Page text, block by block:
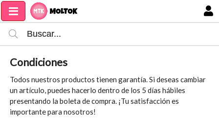
Condiciones
Todos nuestros productos tienen garantía. Si deseas cambiar
un artículo, puedes hacerlo dentro de los 5 días hábiles
presentando la boleta de compra. ¡Tu satisfacción es
importante para nosotros!